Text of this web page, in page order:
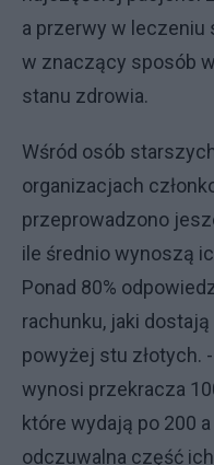
a przerwy w leczeniu
w znaczący sposób
stanu zdrowia.
Wśród osób
organizacjach
przeprowadzono
ile średnio wynoszą
Ponad 80%
rachunku, jaki
powyżej stu złotych.
wynosi przekracza
które wydają po 200
odczuwalna część